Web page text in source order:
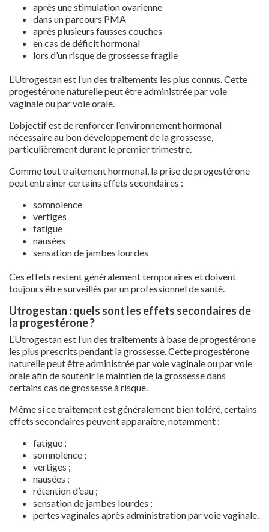
après une stimulation ovarienne
dans un parcours PMA
après plusieurs fausses couches
en cas de déficit hormonal
lors d’un risque de grossesse fragile
L’Utrogestan est l’un des traitements les plus connus. Cette
progestérone naturelle peut être administrée par voie
vaginale ou par voie orale.
L’objectif est de renforcer l’environnement hormonal
nécessaire au bon développement de la grossesse,
particulièrement durant le premier trimestre.
Comme tout traitement hormonal, la prise de progestérone
peut entraîner certains effets secondaires :
somnolence
vertiges
fatigue
nausées
sensation de jambes lourdes
Ces effets restent généralement temporaires et doivent
toujours être surveillés par un professionnel de santé.
Utrogestan : quels sont les effets secondaires de
la progestérone ?
L’Utrogestan est l’un des traitements à base de progestérone
les plus prescrits pendant la grossesse. Cette progestérone
naturelle peut être administrée par voie vaginale ou par voie
orale afin de soutenir le maintien de la grossesse dans
certains cas de grossesse à risque.
Même si ce traitement est généralement bien toléré, certains
effets secondaires peuvent apparaître, notamment :
fatigue ;
somnolence ;
vertiges ;
nausées ;
rétention d’eau ;
sensation de jambes lourdes ;
pertes vaginales après administration par voie vaginale.